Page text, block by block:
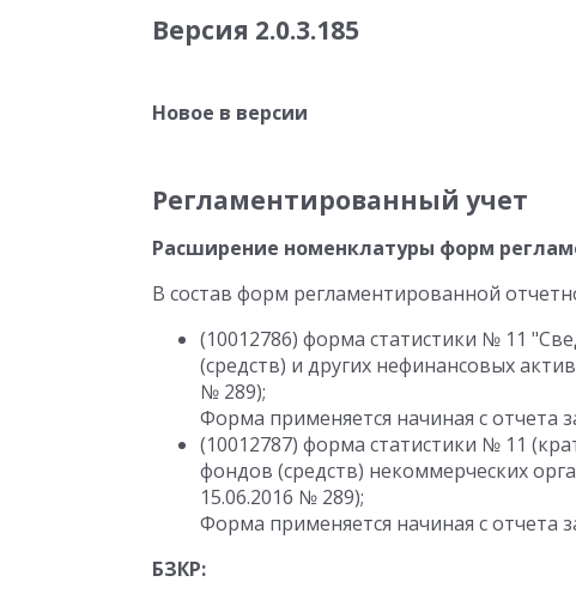
Версия 2.0.3.185
Новое в версии
Регламентированный учет
Расширение номенклатуры форм
В состав форм регламентированной
(10012786) форма статистики № 11
(средств) и других нефинансовых
№ 289);
Форма применяется начиная с отчета
(10012787) форма статистики № 11
фондов (средств) некоммерческих
15.06.2016 № 289);
Форма применяется начиная с отчета
БЗКР: